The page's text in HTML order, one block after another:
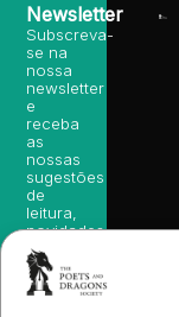
Newsletter
Subscreva-
se na
nossa
newsletter
e
receba
as
nossas
sugestões
de
leitura,
novidades
sobre
lançamentos,
vantagens
exclusivas